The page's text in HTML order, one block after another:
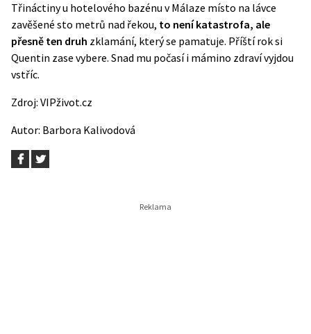
Třináctiny u hotelového bazénu v Málaze místo na lávce
zavěšené sto metrů nad řekou, to není katastrofa, ale
přesně ten druh zklamání, který se pamatuje. Příští rok si
Quentin zase vybere. Snad mu počasí i mámino zdraví vyjdou
vstříc.
Zdroj: VIPživot.cz
Autor: Barbora Kalivodová